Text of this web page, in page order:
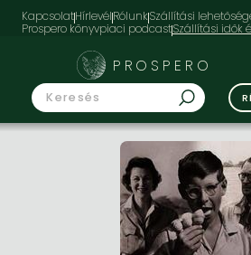
KapcsolatHírlevélRólunkSzállítási
Prospero könyvpiaci podcast
PROSPERO